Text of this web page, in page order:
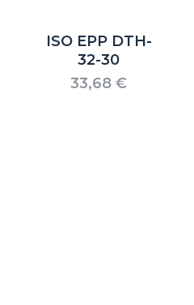
ISO EPP DTH-
32-30
33,68€